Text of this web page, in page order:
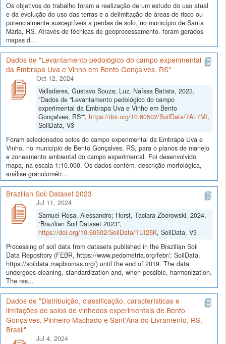
Os objetivos do trabalho foram a realização de um estudo do uso atual
e da evolução do uso das terras e a delimitação de áreas de risco ou
potencialmente susceptíveis a perdas de solo, no município de Santa
Maria, RS. Através de técnicas de geoprocessamento. foram gerados
mapas d...
Dados de "Levantamento pedológico do campo experimental
da Embrapa Uva e Vinho em Bento Gonçalves, RS"
Oct 12, 2024
Valladares, Gustavo Souza; Luz, Naíssa Batista, 2023,
"Dados de "Levantamento pedológico do campo
experimental da Embrapa Uva e Vinho em Bento
Gonçalves, RS"", https://doi.org/10.60502/SoilData/7AL7MI,
SoilData, V3
Foram selecionados solos do campo experimental da Embrapa Uva e
Vinho, no município de Bento Gonçalves, RS, para o planos de manejo
e zoneamento ambiental do campo experimental. Foi desenvolvido
mapa, na escala 1:10.000. Os dados contêm, descrição morfológica,
análise granulométr...
Brazilian Soil Dataset 2023
Jul 11, 2024
Samuel-Rosa, Alessandro; Horst, Taciara Zborowski, 2024,
"Brazilian Soil Dataset 2023",
https://doi.org/10.60502/SoilData/TUI25K, SoilData, V3
Processing of soil data from datasets published in the Brazilian Soil
Data Repository (FEBR, https://www.pedometria.org/febr/; SoilData,
https://soildata.mapbiomas.org/) until the end of 2019. The data
undergoes cleaning, standardization and, when possible, harmonization.
The res...
Dados de "Distribuição, classificação, características e
limitações de solos de vinhedos experimentais de Bento
Gonçalves, Pinheiro Machado e Sant'Ana do Livramento, RS,
Brasil"
Jul 4, 2024